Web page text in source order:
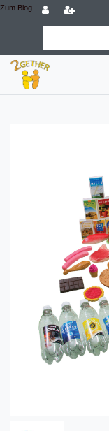
Zum Blog